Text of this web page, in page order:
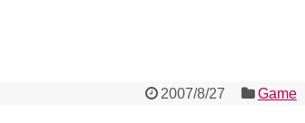
2007/8/27 Game